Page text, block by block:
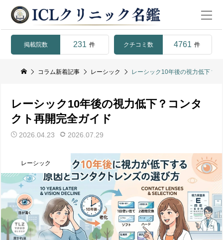
掲載院数 231 件 クチコミ数 4761 件
コラム新着記事 レーシック レーシック10年後の視力低下？
レーシック10年後の視力低下？コンタ
クト再開完全ガイド
2026.04.23 2026.07.29
レーシック